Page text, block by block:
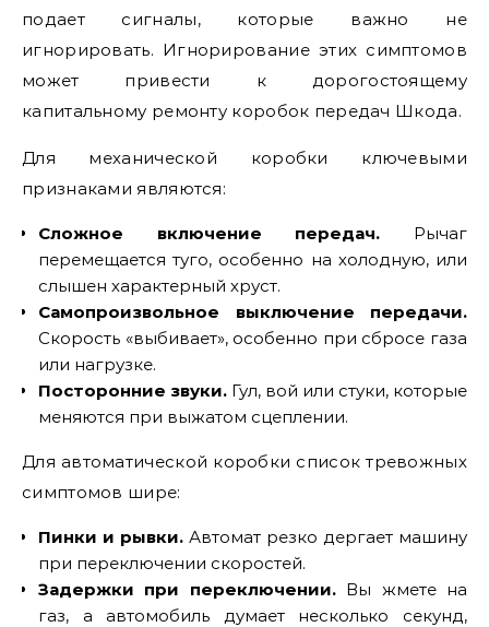
подает сигналы, которые важно не
игнорировать. Игнорирование этих симптомов
может привести к дорогостоящему
капитальному ремонту коробок передач Шкода.
Для механической коробки ключевыми
признаками являются:
Сложное включение передач. Рычаг
перемещается туго, особенно на холодную, или
слышен характерный хруст.
Самопроизвольное выключение передачи.
Скорость «выбивает», особенно при сбросе газа
или нагрузке.
Посторонние звуки. Гул, вой или стуки, которые
меняются при выжатом сцеплении.
Для автоматической коробки список тревожных
симптомов шире:
Пинки и рывки. Автомат резко дергает машину
при переключении скоростей.
Задержки при переключении.Вы жмете на
газ, а автомобиль думает несколько секунд,